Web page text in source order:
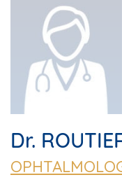
Dr.